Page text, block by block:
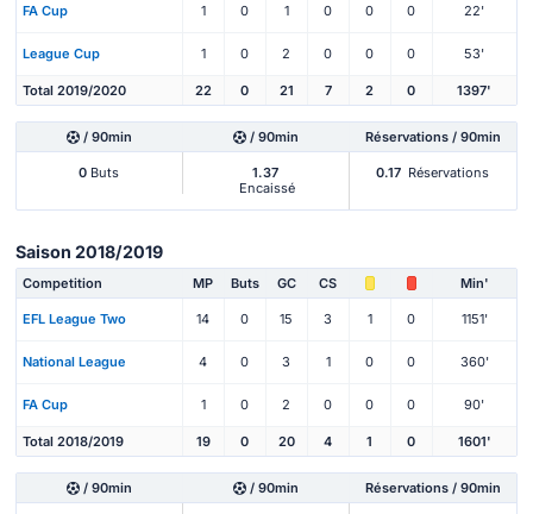
FA Cup 1 0 1 0 0 0 22'
League Cup 1 0 2 0 0 0 53'
Total 2019/2020 22 0 21 7 2 0 1397'
/ 90min / 90min Réservations / 90min
0 Buts
1.37
Encaissé
0.17 Réservations
Saison 2018/2019
Competition MP Buts GC CS Min'
EFL League Two 14 0 15 3 1 0 1151'
National League 4 0 3 1 0 0 360'
FA Cup 1 0 2 0 0 0 90'
Total 2018/2019 19 0 20 4 1 0 1601'
/ 90min / 90min Réservations / 90min